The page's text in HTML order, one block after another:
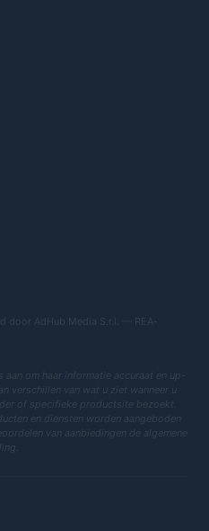
door AdHub Media S.r.l. — REA-
om haar informatie accuraat en up-
verschillen van wat u ziet wanneer u
of specifieke productsite bezoekt.
en diensten worden aangeboden
van aanbiedingen de algemene